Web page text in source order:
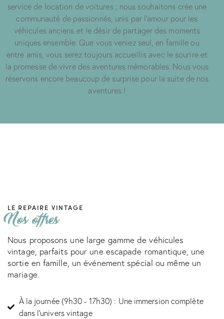
service de location de voitures ; nous souhaitons crée une
communauté de passionnés, unis par l’amour pour les
véhicules anciens et le désir de partager des moments
uniques ensemble. Que vous veniez seul, en famille ou
entre amis, vous serez toujours accueillis avec le sourire et
la promesse de vivre des aventures mémorables. Nous vous
réservons encore beaucoup de surprise pour la suite de nos
aventures !
LE REPAIRE VINTAGE
Nos offres
Nous proposons une large gamme de véhicules
vintage, parfaits pour une escapade romantique, une
sortie en famille, un événement spécial ou même un
mariage.
À la journée (9h30 - 17h30) : Une immersion complète
dans l’univers vintage